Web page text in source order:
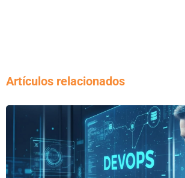
Artículos relacionados